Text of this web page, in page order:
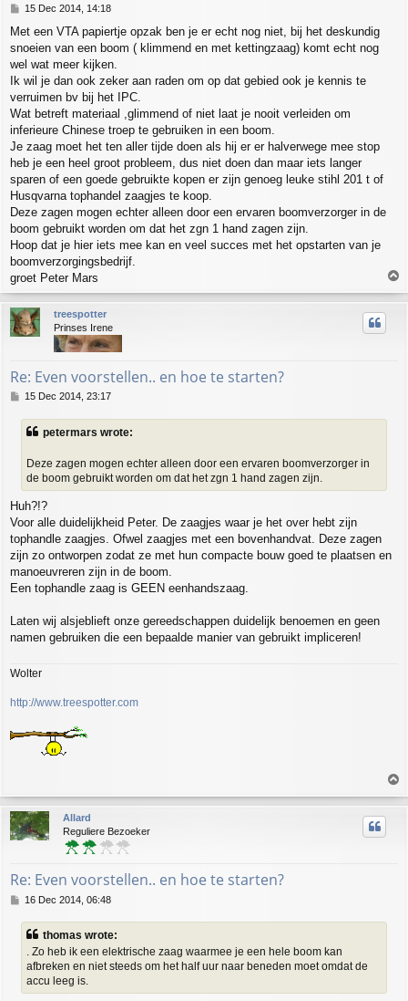
P
s
t
15 Dec 2014, 14:18
Met een VTA papiertje opzak ben je er echt nog niet, bij het deskundig
snoeien van een boom ( klimmend en met kettingzaag) komt echt nog
wel wat meer kijken.
Ik wil je dan ook zeker aan raden om op dat gebied ook je kennis te
verruimen bv bij het IPC.
Wat betreft materiaal ,glimmend of niet laat je nooit verleiden om
inferieure Chinese troep te gebruiken in een boom.
Je zaag moet het ten aller tijde doen als hij er er halverwege mee stop
heb je een heel groot probleem, dus niet doen dan maar iets langer
sparen of een goede gebruikte kopen er zijn genoeg leuke stihl 201 t of
Husqvarna tophandel zaagjes te koop.
Deze zagen mogen echter alleen door een ervaren boomverzorger in de
boom gebruikt worden om dat het zgn 1 hand zagen zijn.
Hoop dat je hier iets mee kan en veel succes met het opstarten van je
boomverzorgingsbedrijf.
groet Peter Mars
p
treespotter
Prinses Irene
Re: Even voorstellen.. en hoe te starten?
P
s
15 Dec 2014, 23:17
petermars wrote:
Deze zagen mogen echter alleen door een ervaren boomverzorger in
de boom gebruikt worden om dat het zgn 1 hand zagen zijn.
Huh?!?
Voor alle duidelijkheid Peter. De zaagjes waar je het over hebt zijn
tophandle zaagjes. Ofwel zaagjes met een bovenhandvat. Deze zagen
zijn zo ontworpen zodat ze met hun compacte bouw goed te plaatsen en
manoeuvreren zijn in de boom.
Een tophandle zaag is GEEN eenhandszaag.
Laten wij alsjeblieft onze gereedschappen duidelijk benoemen en geen
namen gebruiken die een bepaalde manier van gebruikt impliceren!
Wolter
http://www.treespotter.com
o
p
Allard
Reguliere Bezoeker
Re: Even voorstellen.. en hoe te starten?
P
s
16 Dec 2014, 06:48
thomas wrote:
. Zo heb ik een elektrische zaag waarmee je een hele boom kan
afbreken en niet steeds om het half uur naar beneden moet omdat de
accu leeg is.